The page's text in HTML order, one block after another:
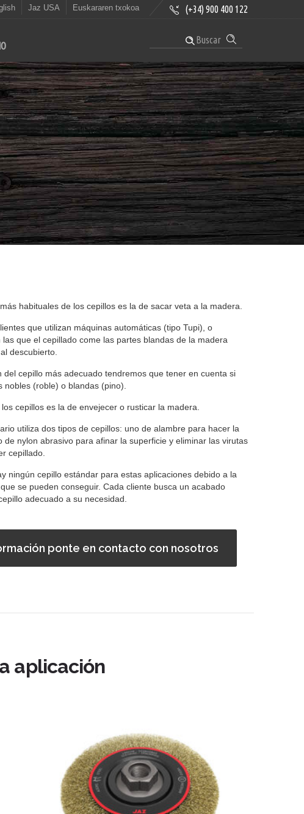
Jaz USA Euskararen txokoa (+34) 900 400 122
Buscar
habituales de los cepillos es la de sacar veta a la madera.
que utilizan máquinas automáticas (tipo Tupi), o
que el cepillado come las partes blandas de la madera
descubierto.
del cepillo más adecuado tendremos que tener en cuenta si
(roble) o blandas (pino).
cepillos es la de envejecer o rusticar la madera.
utiliza dos tipos de cepillos: uno de alambre para hacer la
de nylon abrasivo para afinar la superficie y eliminar las virutas
cepillado.
ningún cepillo estándar para estas aplicaciones debido a la
se pueden conseguir. Cada cliente busca un acabado
adecuado a su necesidad.
ponte en contacto con nosotros
aplicación